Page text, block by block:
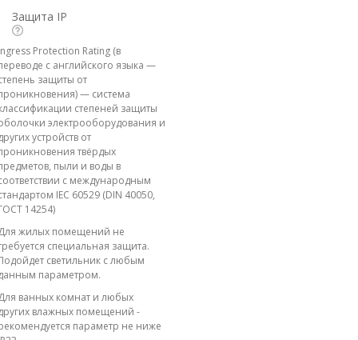
Защита IP
Protection Rating (в
с английского языка —
защиты от
— система
степеней защиты
электрооборудования и
устройств от
твёрдых
пыли и воды в
с международным
IEC 60529 (DIN 40050,
14254)
жилых помещений не
специальная защита.
светильник с любым
параметром.
ванных комнат и любых
влажных помещений -
параметр не ниже